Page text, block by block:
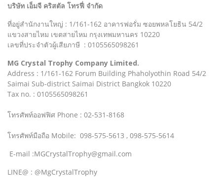
บริษัท เอ็มจี คริสตัล โทรฟี่ จำกัด
ที่อยู่สำนักงานใหญ่ : 1/161-162 อาคารฟอรั่ม ซอยพหลโยธิน 54/2
แขวงสายไหม เขตสายไหม กรุงเทพมหานคร 10220
เลขที่ประจำตัวผู้เสียภาษี : 0105565098261
MG Crystal Trophy Company Limited.
Address : 1/161-162 Forum Building Phaholyothin Road 54/2
Saimai Sub-district Saimai District Bangkok 10220
Tax no. : 0105565098261
โทรศัพท์ออฟฟิศ Phone : 02-531-8168
โทรศัพท์มือถือ Mobile: 098-575-5613 , 098-575-5614
E-mail :MGCrystalTrophy@gmail.com
LINE@ : @MgCrystalTrophy